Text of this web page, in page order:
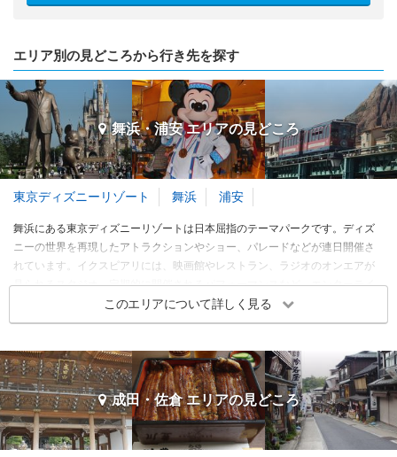
エリア別の見どころから行き先を探す
舞浜・浦安 エリアの見どころ
東京ディズニーリゾート 舞浜 浦安
舞浜にある東京ディズニーリゾートは日本屈指のテーマパークです。ディズ
ニーの世界を再現したアトラクションやショー、パレードなどが連日開催さ
れています。イクスピアリには、映画館やレストラン、ラジオのオンエアが
見られるスタジオ、定期的に開催されるパフォーマンスなど、エンターテイ
ンメント性溢れる施設です。舞浜周辺には東京ディズニーリゾートを訪れる
人に便利なホテルが林立しているほか、広々とした公園がいくつもありま
舞浜・浦安 エリア 旅行者の傾向
旅行時期 同行者 予算
このエリアについて詳しく見る
成田・佐倉 エリアの見どころ